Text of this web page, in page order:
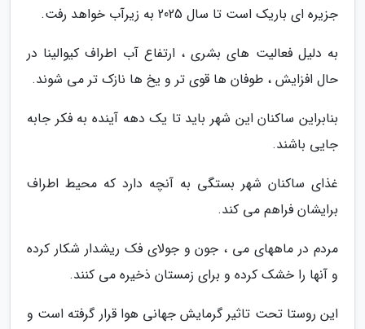
جزیره ای باریک است تا سال 2025 به زیرآب خواهد رفت.
به دلیل فعالیت های بشری ، ارتفاع آب اطراف کیوالینا در
حال افزایش ، طوفان ها قوی تر و یخ ها نازک تر می شوند.
بنابراین ساکنان این شهر باید تا یک دهه آینده به فکر جابه
جایی باشند.
غذای ساکنان شهر بستگی به آنچه دارد که محیط اطراف
برایشان فراهم می کند.
مردم در ماههای می ، جون و جولای فک ریشدار شکار کرده
و آنها را خشک کرده و برای زمستان ذخیره می کنند.
این روستا تحت تاثیر گرمایش جهانی هوا قرار گرفته است و